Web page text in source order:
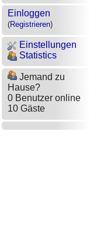
Einloggen
(Registrieren)
Einstellungen
Statistics
Jemand zu
Hause?
0 Benutzer online
10 Gäste